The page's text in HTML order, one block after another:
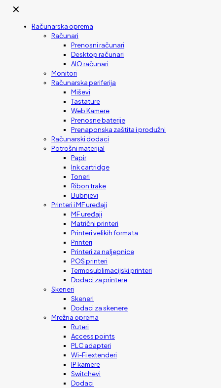
✕
Računarska oprema
Računari
Prenosni računari
Desktop računari
AIO računari
Monitori
Računarska periferija
Miševi
Tastature
Web Kamere
Prenosne baterije
Prenaponska zaštita i produžni
Računarski dodaci
Potrošni materijal
Papir
Ink cartridge
Toneri
Ribon trake
Bubnjevi
Printeri i MF uređaji
MF uređaji
Matrični printeri
Printeri velikih formata
Printeri
Printeri za naljepnice
POS printeri
Termosublimacijski printeri
Dodaci za printere
Skeneri
Skeneri
Dodaci za skenere
Mrežna oprema
Ruteri
Access points
PLC adapteri
Wi-Fi extenderi
IP kamere
Switchevi
Dodaci